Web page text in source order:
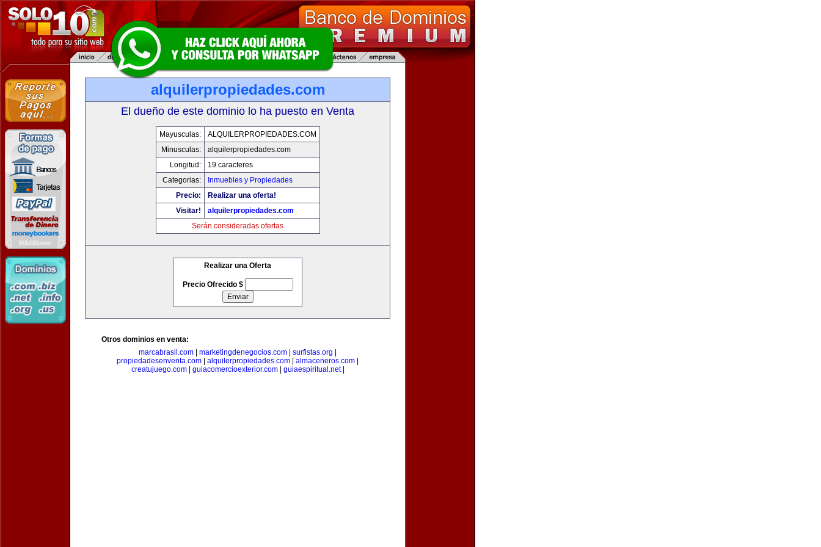
alquilerpropiedades.com
El dueño de este dominio lo ha puesto en Venta
Mayusculas:
ALQUILERPROPIEDADES.COM
Minusculas:
alquilerpropiedades.com
Longitud:
19 caracteres
Categorias:
Inmuebles y Propiedades
Precio:
Realizar una oferta!
Visitar!
alquilerpropiedades.com
Serán consideradas ofertas
Realizar una Oferta
Precio Ofrecido $
Otros dominios en venta:
marcabrasil.com
marketingdenegocios.com surfistas.org
propiedadesenventa.com
alquilerpropiedades.com almaceneros.com
creatujuego.com| guiacomercioexterior.com| guiaespiritual.net|